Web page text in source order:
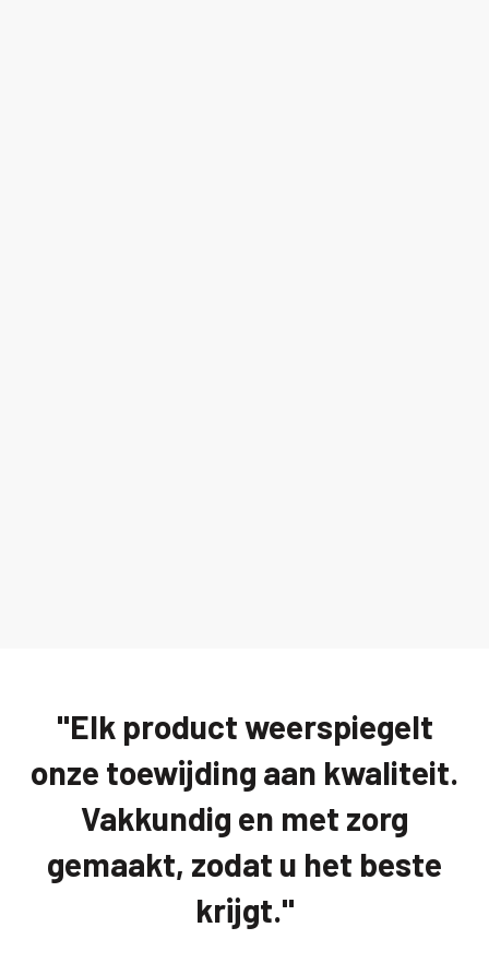
"Elk product weerspiegelt
onze toewijding aan kwaliteit.
Vakkundig en met zorg
gemaakt, zodat u het beste
krijgt."